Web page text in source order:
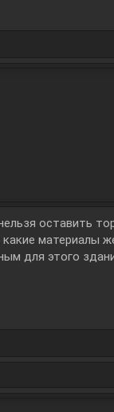
оставить
материалы
для этого